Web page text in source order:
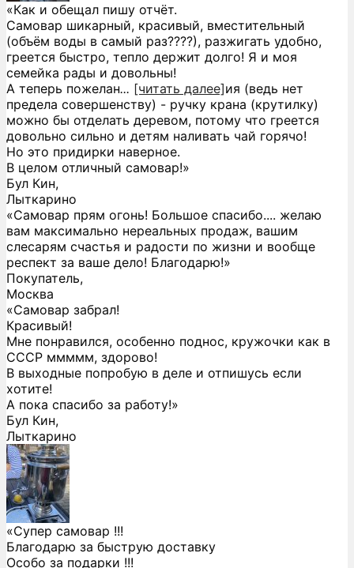
«Как и обещал пишу отчёт.
Самовар шикарный, красивый, вместительный
(объём воды в самый раз????), разжигать удобно,
греется быстро, тепло держит долго! Я и моя
семейка рады и довольны!
А теперь пожелан... [читать далее]ия (ведь нет
предела совершенству) - ручку крана (крутилку)
можно бы отделать деревом, потому что греется
довольно сильно и детям наливать чай горячо!
Но это придирки наверное.
В целом отличный самовар!»
Бул Кин,
Лыткарино
«Самовар прям огонь! Большое спасибо.... желаю
вам максимально нереальных продаж, вашим
слесарям счастья и радости по жизни и вообще
респект за ваше дело! Благодарю!»
Покупатель,
Москва
«Самовар забрал!
Красивый!
Мне понравился, особенно поднос, кружочки как в
СССР ммммм, здорово!
В выходные попробую в деле и отпишусь если
хотите!
А пока спасибо за работу!»
Бул Кин,
Лыткарино
«Супер самовар !!!
Благодарю за быструю доставку
Особо за подарки !!!